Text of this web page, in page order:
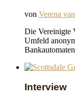
von Verena
Die Vereinigte
Umfeld
Interview